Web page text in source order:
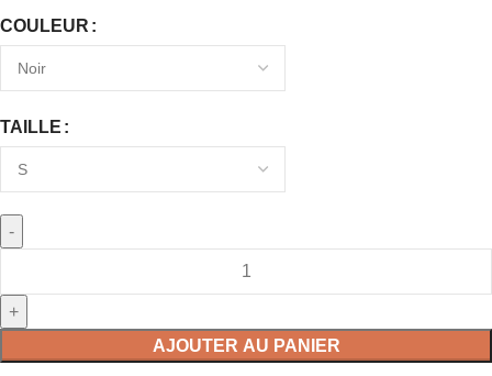
COULEUR
TAILLE
AJOUTER AU PANIER